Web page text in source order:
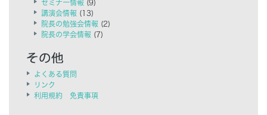
セミナー情報 (9)
講演会情報 (13)
院長の勉強会情報 (2)
院長の学会情報 (7)
よくある質問
リンク
利用規約 免責事項